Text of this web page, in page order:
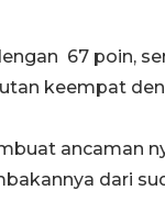
67 poin,
keempat
ancaman
dari